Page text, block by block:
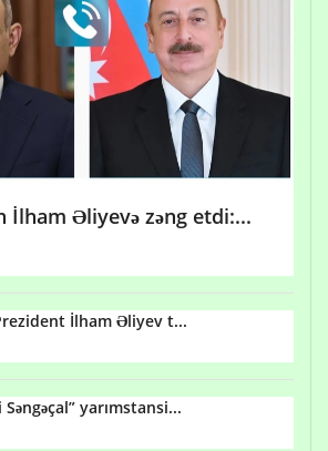
İlham Əliyevə zəng etdi:...
İlham Əliyev t...
yarımstansi...